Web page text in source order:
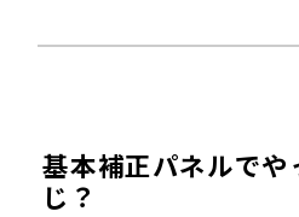
基本補正パネルでや
じ？